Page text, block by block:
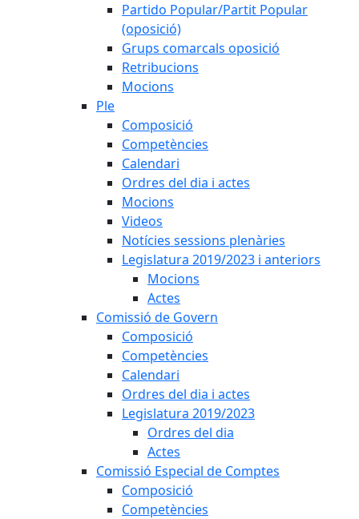
Partido Popular/Partit Popular
(oposició)
Grups comarcals oposició
Retribucions
Mocions
Ple
Composició
Competències
Calendari
Ordres del dia i actes
Mocions
Videos
Notícies sessions plenàries
Legislatura 2019/2023 i anteriors
Mocions
Actes
Comissió de Govern
Composició
Competències
Calendari
Ordres del dia i actes
Legislatura 2019/2023
Ordres del dia
Actes
Comissió Especial de Comptes
Composició
Competències